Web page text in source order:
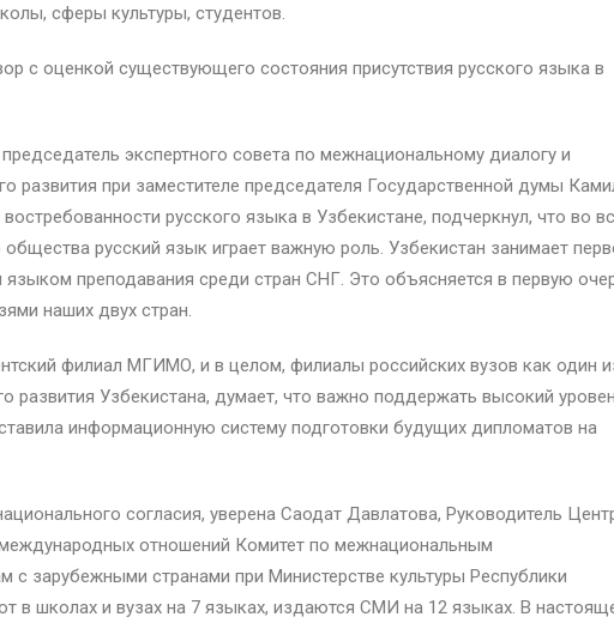
сферы культуры, студентов.
с оценкой существующего состояния присутствия русского языка в
экспертного совета по межнациональному диалогу и
развития при заместителе председателя Государственной думы
русского языка в Узбекистане, подчеркнул, что во
русский язык играет важную роль. Узбекистан занимает
преподавания среди стран СНГ. Это объясняется в первую
наших двух стран.
филиал МГИМО, и в целом, филиалы российских вузов как один
развития Узбекистана, думает, что важно поддержать высокий
информационную систему подготовки будущих дипломатов на
согласия, уверена Саодат Давлатова, Руководитель
отношений Комитет по межнациональным
зарубежными странами при Министерстве культуры Республики
в школах и вузах на 7 языках, издаются СМИ на 12 языках. В